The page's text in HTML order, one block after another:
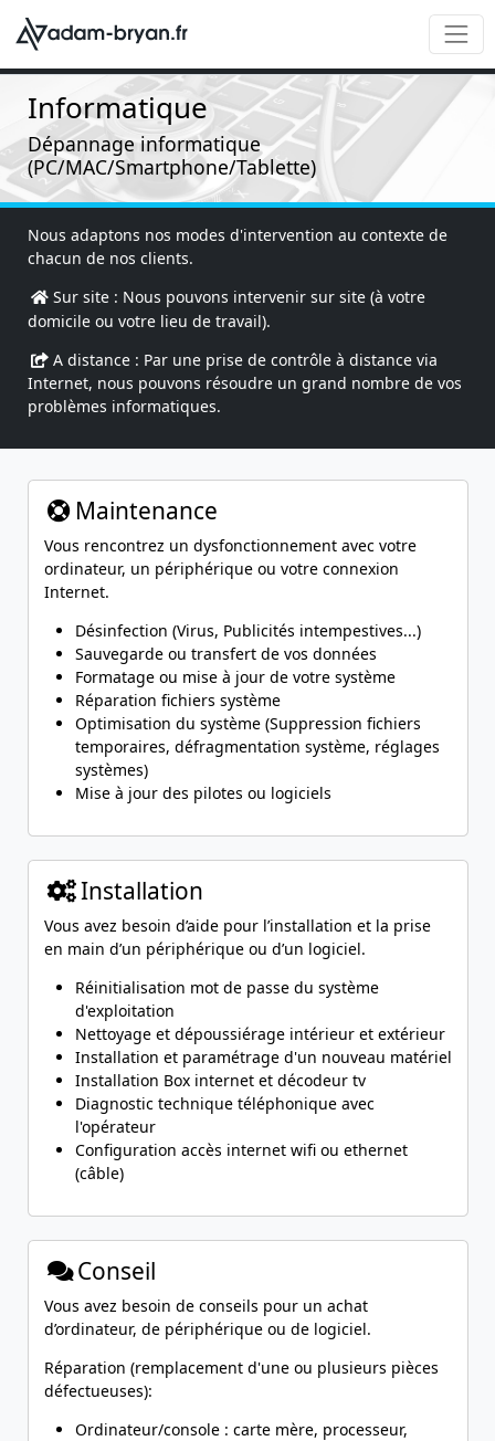
Informatique
Dépannage informatique
(PC/MAC/Smartphone/Tablette)
Nous adaptons nos modes d'intervention au contexte de
chacun de nos clients.
Sur site : Nous pouvons intervenir sur site (à votre
domicile ou votre lieu de travail).
A distance : Par une prise de contrôle à distance via
Internet, nous pouvons résoudre un grand nombre de vos
problèmes informatiques.
Maintenance
Vous rencontrez un dysfonctionnement avec votre
ordinateur, un périphérique ou votre connexion
Internet.
Désinfection (Virus, Publicités intempestives...)
Sauvegarde ou transfert de vos données
Formatage ou mise à jour de votre système
Réparation fichiers système
Optimisation du système (Suppression fichiers
temporaires, défragmentation système, réglages
systèmes)
Mise à jour des pilotes ou logiciels
Installation
Vous avez besoin d’aide pour l’installation et la prise
en main d’un périphérique ou d’un logiciel.
Réinitialisation mot de passe du système
d'exploitation
Nettoyage et dépoussiérage intérieur et extérieur
Installation et paramétrage d'un nouveau matériel
Installation Box internet et décodeur tv
Diagnostic technique téléphonique avec
l'opérateur
Configuration accès internet wifi ou ethernet
(câble)
Conseil
Vous avez besoin de conseils pour un achat
d’ordinateur, de périphérique ou de logiciel.
Réparation (remplacement d'une ou plusieurs pièces
défectueuses):
Ordinateur/console : carte mère, processeur,